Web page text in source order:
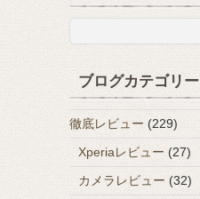
ブログカテゴリー
徹底レビュー (229)
Xperiaレビュー(27)
カメラレビュー (32)